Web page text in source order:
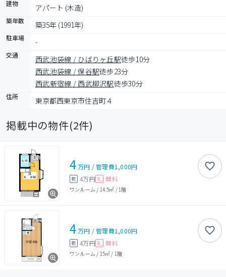
建物 アパート (木造)
築年数 築35年 (1991年)
駐車場 -
交通 西武池袋線 / ひばりヶ丘駅徒歩10分
西武池袋線 / 保谷駅徒歩23分
西武新宿線 / 西武柳沢駅徒歩30分
住所 東京都西東京市住吉町４
掲載中の物件(2件)
4万円 /管理費1,000円
敷 4万円 礼 無料
ワンルーム / 14.5㎡ / 1階
4万円 /管理費1,000円
敷 4万円 礼 無料
ワンルーム / 15㎡ / 1階